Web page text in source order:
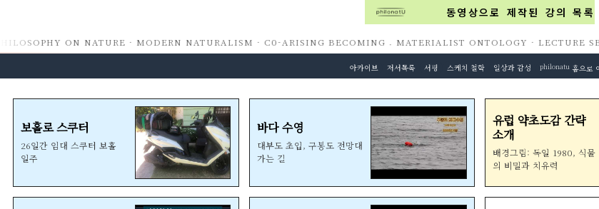
동영상으로 제작된 강의 목록
ON NATURE · MODERN NATURALISM · C0-ARISING BECOMING . MATERIALIST ONTOLOGY · LECTURE
아카이브 저서목록 서평 스케치 철학 일상과 감성 philonatu 홈으로
보홀로 스쿠터
26일간 임대 스쿠터 보홀
일주
바다 수영
대부도 초입, 구봉도 전망대
가는 길
유럽 약초도감 간략
소개
배경그림: 독일 1980, 식물
의 비밀과 치유력